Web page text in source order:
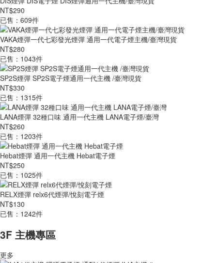
NT$290
已售：609件
VAKA煙彈一代七彩發光煙彈 通用一代電子煙主機/臺灣現貨
NT$280
已售：1043件
SP2S煙彈 SP2S電子煙通用一代主機 /臺灣現貨
NT$330
已售：1315件
LANA煙彈 32種口味 通用一代主機 LANA電子煙/臺灣
NT$260
已售：1203件
Hebat煙彈 通用一代主機 Hebat電子煙
NT$250
已售：1025件
RELX煙彈 relx6代煙彈/悅刻電子煙
NT$130
已售：1242件
3F 主機專區
更多